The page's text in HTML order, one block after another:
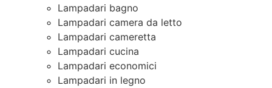
Lampadari bagno
Lampadari camera da letto
Lampadari cameretta
Lampadari cucina
Lampadari economici
Lampadari in legno